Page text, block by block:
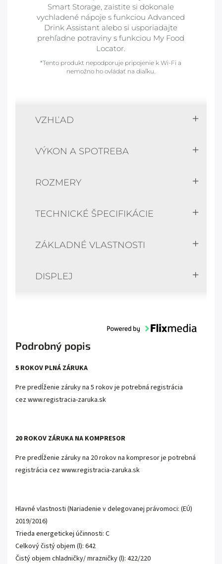
Smart Storage, zaistite si dokonale
vychladené nápoje s funkciou Advanced
Drink Assistant alebo si usporiadajte
prehľadne potraviny s funkciou My Food
Locator.
*Tento produkt nepodporuje pripojenie k Wi-Fi a
nemožno ho ovládať na diaľku.
VZHĽAD
VÝKON A SPOTREBA
ROZMERY
TECHNICKÉ ŠPECIFIKÁCIE
ZÁKLADNÉ VLASTNOSTI
DISPLEJ
Podrobný popis
5 ROKOV PLNÁ ZÁRUKA
Pre predĺženie záruky na 5 rokov je potrebná registrácia
cezwww.registracia-zaruka.sk
20 ROKOV ZÁRUKA NA KOMPRESOR
Pre predĺženie záruky na 20 rokov na kompresor je potrebná
registrácia cezwww.registracia-zaruka.sk
Hlavné vlastnosti (Nariadenie v delegovanej právomoci: (EÚ)
2019/2016)
Trieda energetickej účinnosti: C
Celkový čistý objem (l): 642
Čistý objem chladničky/ mrazničky (l): 422/220